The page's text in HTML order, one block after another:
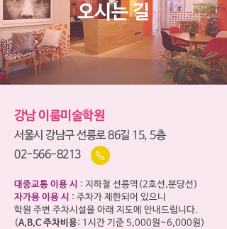
오시는 길
강남 이룸미술학원
서울시 강남구 선릉로 86길 15, 5층
02-566-8213
대중교통 이용 시 : 지하철 선릉역(2호선,분당선)
자가용 이용 시 : 주차가 제한되어 있으니
학원 주변 주차시설을 아래 지도에 안내드립니다.
(A,B,C 주차비용: 1시간 기준 5,000원~6,000원)